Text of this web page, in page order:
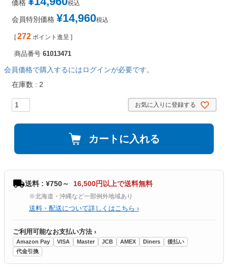
価格 税込
会員特別価格 ¥14,960税込
[ 272 ポイント進呈 ]
商品番号 61013471
会員価格で購入するにはログインが必要です。
在庫数
2
お気に入りに登録する
カートに入れる
送料 : ¥750～ 16,500円以上で送料無料
※北海道・沖縄など一部例外地域あり
送料・配送について詳しくはこちら ›
ご利用可能なお支払い方法 ›
Amazon Pay VISA Master JCB AMEX Diners
後払い
代金引換